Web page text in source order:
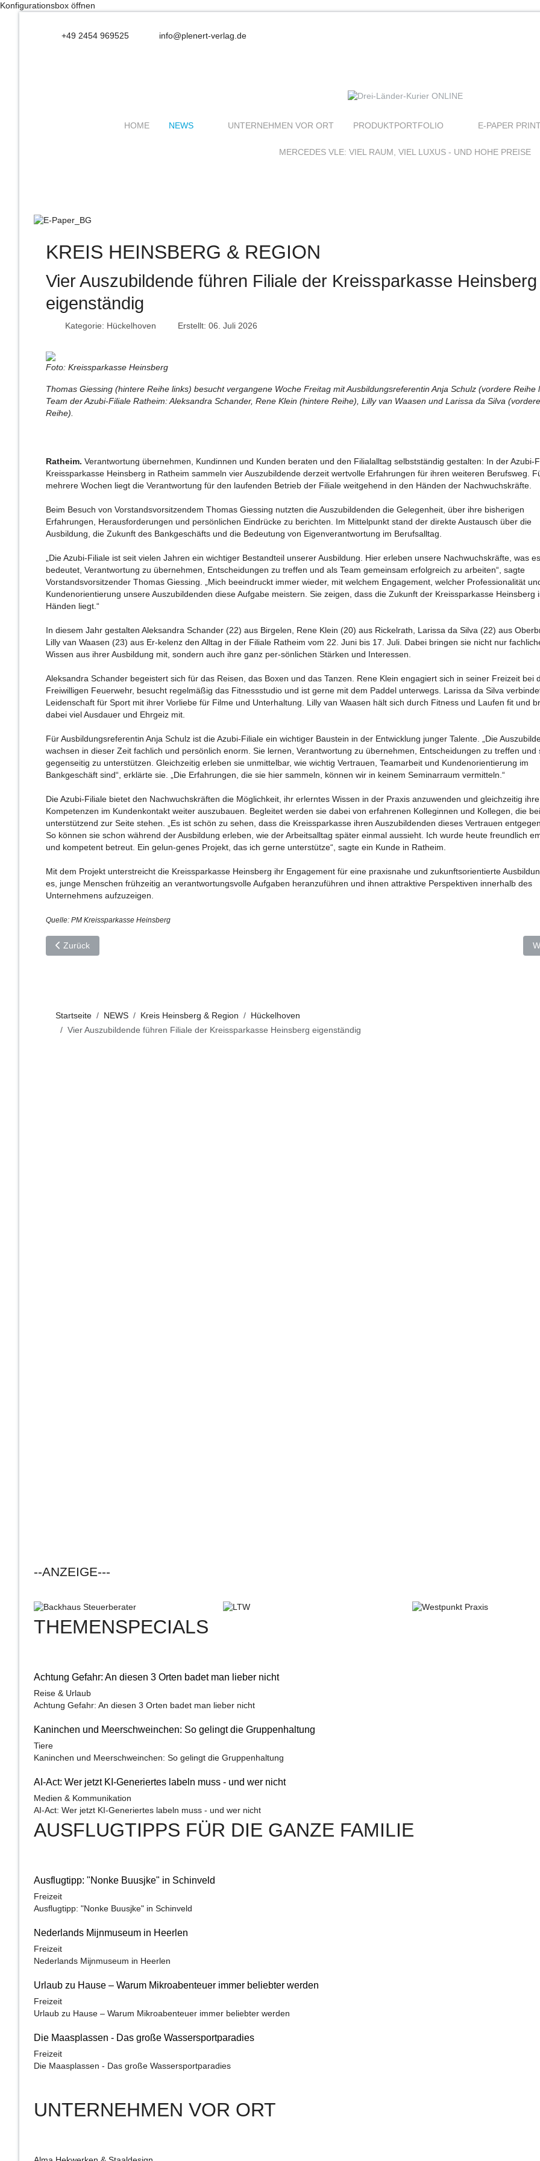
Konfigurationsbox öffnen
+49 2454 969525 info@plenert-verlag.de
HOME NEWS UNTERNEHMEN VOR ORT PRODUKTPORTFOLIO E-PAPER
MERCEDES VLE: VIEL RAUM, VIEL LUXUS - UND HOHE PREISE
KREIS HEINSBERG & REGION
Vier Auszubildende führen Filiale der Kreissparkasse Heinsberg
eigenständig
Kategorie: Hückelhoven Erstellt: 06. Juli 2026
Foto: Kreissparkasse Heinsberg
Thomas Giessing (hintere Reihe links) besucht vergangene Woche Freitag mit Ausbildungsreferentin Anja Schulz (vordere Reihe
Team der Azubi-Filiale Ratheim: Aleksandra Schander, Rene Klein (hintere Reihe), Lilly van Waasen und Larissa da Silva
Reihe).
Ratheim. Verantwortung übernehmen, Kundinnen und Kunden beraten und den Filialalltag selbstständig gestalten: In der Azubi-
Kreissparkasse Heinsberg in Ratheim sammeln vier Auszubildende derzeit wertvolle Erfahrungen für ihren weiteren Berufsweg.
mehrere Wochen liegt die Verantwortung für den laufenden Betrieb der Filiale weitgehend in den Händen der Nachwuchskräfte.
Beim Besuch von Vorstandsvorsitzendem Thomas Giessing nutzten die Auszubildenden die Gelegenheit, über ihre bisherigen
Erfahrungen, Herausforderungen und persönlichen Eindrücke zu berichten. Im Mittelpunkt stand der direkte Austausch über die
Ausbildung, die Zukunft des Bankgeschäfts und die Bedeutung von Eigenverantwortung im Berufsalltag.
„Die Azubi-Filiale ist seit vielen Jahren ein wichtiger Bestandteil unserer Ausbildung. Hier erleben unsere Nachwuchskräfte, was es
bedeutet, Verantwortung zu übernehmen, Entscheidungen zu treffen und als Team gemeinsam erfolgreich zu arbeiten“, sagte
Vorstandsvorsitzender Thomas Giessing. „Mich beeindruckt immer wieder, mit welchem Engagement, welcher Professionalität
Kundenorientierung unsere Auszubildenden diese Aufgabe meistern. Sie zeigen, dass die Zukunft der Kreissparkasse Heinsberg
Händen liegt.“
In diesem Jahr gestalten Aleksandra Schander (22) aus Birgelen, Rene Klein (20) aus Rickelrath, Larissa da Silva (22) aus
Lilly van Waasen (23) aus Er-kelenz den Alltag in der Filiale Ratheim vom 22. Juni bis 17. Juli. Dabei bringen sie nicht nur
Wissen aus ihrer Ausbildung mit, sondern auch ihre ganz per-sönlichen Stärken und Interessen.
Aleksandra Schander begeistert sich für das Reisen, das Boxen und das Tanzen. Rene Klein engagiert sich in seiner Freizeit bei
Freiwilligen Feuerwehr, besucht regelmäßig das Fitnessstudio und ist gerne mit dem Paddel unterwegs. Larissa da Silva
Leidenschaft für Sport mit ihrer Vorliebe für Filme und Unterhaltung. Lilly van Waasen hält sich durch Fitness und Laufen fit und
dabei viel Ausdauer und Ehrgeiz mit.
Für Ausbildungsreferentin Anja Schulz ist die Azubi-Filiale ein wichtiger Baustein in der Entwicklung junger Talente. „Die
wachsen in dieser Zeit fachlich und persönlich enorm. Sie lernen, Verantwortung zu übernehmen, Entscheidungen zu treffen und
gegenseitig zu unterstützen. Gleichzeitig erleben sie unmittelbar, wie wichtig Vertrauen, Teamarbeit und Kundenorientierung im
Bankgeschäft sind“, erklärte sie. „Die Erfahrungen, die sie hier sammeln, können wir in keinem Seminarraum vermitteln.“
Die Azubi-Filiale bietet den Nachwuchskräften die Möglichkeit, ihr erlerntes Wissen in der Praxis anzuwenden und gleichzeitig ihre
Kompetenzen im Kundenkontakt weiter auszubauen. Begleitet werden sie dabei von erfahrenen Kolleginnen und Kollegen, die
unterstützend zur Seite stehen. „Es ist schön zu sehen, dass die Kreissparkasse ihren Auszubildenden dieses Vertrauen
So können sie schon während der Ausbildung erleben, wie der Arbeitsalltag später einmal aussieht. Ich wurde heute freundlich
und kompetent betreut. Ein gelun-genes Projekt, das ich gerne unterstütze“, sagte ein Kunde in Ratheim.
Mit dem Projekt unterstreicht die Kreissparkasse Heinsberg ihr Engagement für eine praxisnahe und zukunftsorientierte
es, junge Menschen frühzeitig an verantwortungsvolle Aufgaben heranzuführen und ihnen attraktive Perspektiven innerhalb des
Unternehmens aufzuzeigen.
Quelle: PM Kreissparkasse Heinsberg
Vorheriger Beitrag: „Halden Heights“ – 1. Inliner- und Scooter-Contest
Zurück
Startseite NEWS Kreis Heinsberg & Region
Hückelhoven
Vier Auszubildende führen Filiale der Kreissparkasse Heinsberg eigenständig
--ANZEIGE---
THEMENSPECIALS
Achtung Gefahr: An diesen 3 Orten badet man lieber nicht
Reise & Urlaub
Achtung Gefahr: An diesen 3 Orten badet man lieber nicht
Kaninchen und Meerschweinchen: So gelingt die Gruppenhaltung
Tiere
Kaninchen und Meerschweinchen: So gelingt die Gruppenhaltung
AI-Act: Wer jetzt KI-Generiertes labeln muss - und wer nicht
Medien & Kommunikation
AI-Act: Wer jetzt KI-Generiertes labeln muss - und wer nicht
AUSFLUGTIPPS FÜR DIE GANZE FAMILIE
Ausflugtipp: "Nonke Buusjke" in Schinveld
Freizeit
Ausflugtipp: "Nonke Buusjke" in Schinveld
Nederlands Mijnmuseum in Heerlen
Freizeit
Nederlands Mijnmuseum in Heerlen
Urlaub zu Hause – Warum Mikroabenteuer immer beliebter werden
Freizeit
Urlaub zu Hause – Warum Mikroabenteuer immer beliebter werden
Die Maasplassen - Das große Wassersportparadies
Freizeit
Die Maasplassen - Das große Wassersportparadies
UNTERNEHMEN VOR ORT